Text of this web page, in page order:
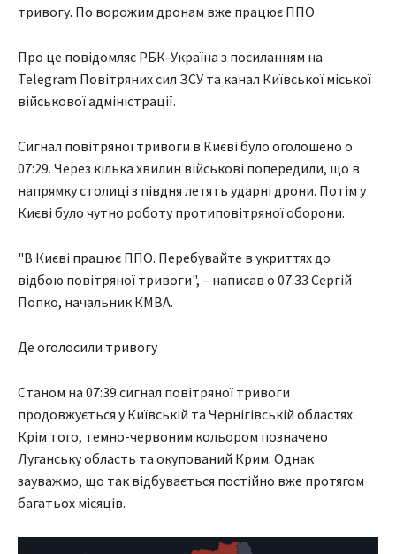
тривогу. По ворожим дронам вже працює ППО.
Про це повідомляє РБК-Україна з посиланням на
Telegram Повітряних сил ЗСУ та канал Київської міської
військової адміністрації.
Сигнал повітряної тривоги в Києві було оголошено о
07:29. Через кілька хвилин військові попередили, що в
напрямку столиці з півдня летять ударні дрони. Потім у
Києві було чутно роботу протиповітряної оборони.
"В Києві працює ППО. Перебувайте в укриттях до
відбою повітряної тривоги", – написав о 07:33 Сергій
Попко, начальник КМВА.
Де оголосили тривогу
Станом на 07:39 сигнал повітряної тривоги
продовжується у Київській та Чернігівській областях.
Крім того, темно-червоним кольором позначено
Луганську область та окупований Крим. Однак
зауважмо, що так відбувається постійно вже протягом
багатьох місяців.